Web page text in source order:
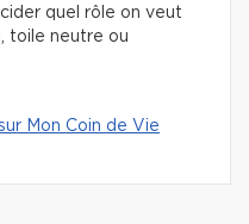
quel rôle on veut
toile neutre ou
Mon Coin de Vie